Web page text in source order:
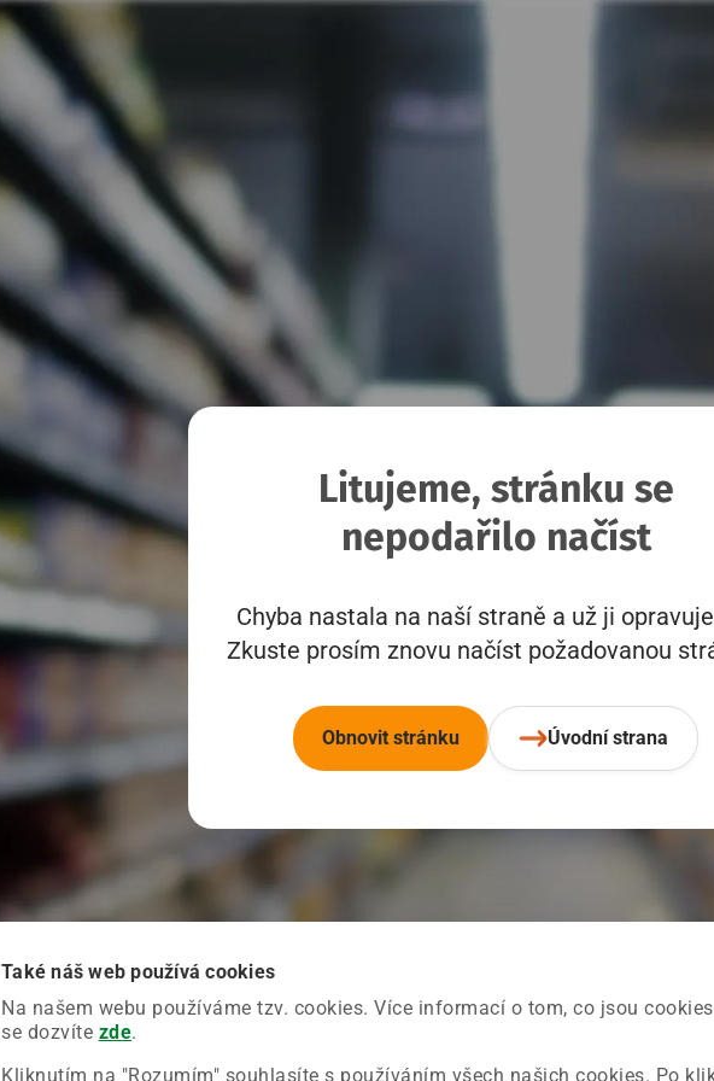
Také náš web používá cookies
Na našem webu používáme tzv. cookies. Více informací o tom, co jsou
se dozvíte zde.
Kliknutím na "Rozumím" souhlasíte s používáním všech našich cookies. Po
Litujeme, stránku se
nepodařilo načíst
Chyba nastala na naší straně a už ji
Zkuste prosím znovu načíst požadovanou
Obnovit stránku Úvodní strana